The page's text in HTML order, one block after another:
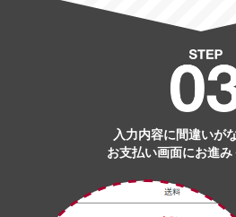
入力内容に間違いが
お支払い画面にお進み